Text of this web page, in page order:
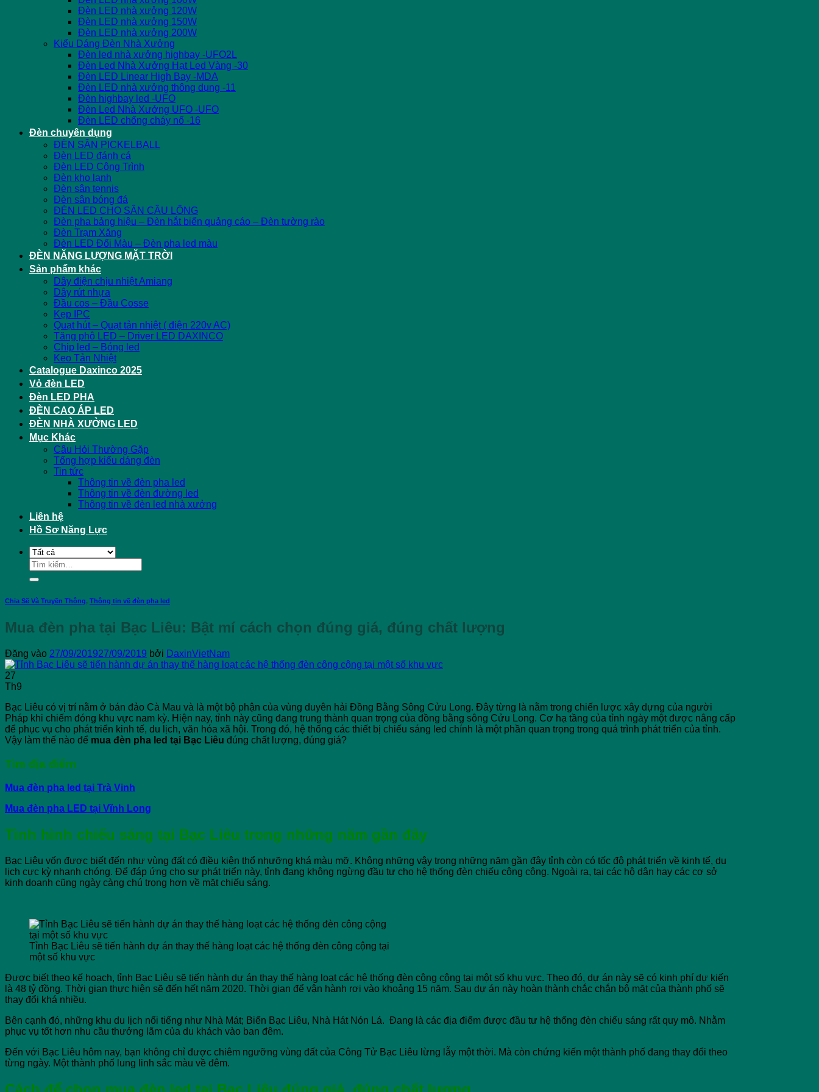
Đèn LED nhà xưởng 120W
Đèn LED nhà xưởng 150W
Đèn LED nhà xưởng 200W
Kiểu Dáng Đèn Nhà Xưởng
Đèn led nhà xưởng highbay -UFO2L
Đèn Led Nhà Xưởng Hạt Led Vàng -30
Đèn LED Linear High Bay -MDA
Đèn LED nhà xưởng thông dụng -11
Đèn highbay led -UFO
Đèn Led Nhà Xưởng UFO -UFO
Đèn LED chống cháy nổ -16
Đèn chuyên dụng
ĐÈN SÂN PICKELBALL
Đèn LED đánh cá
Đèn LED Công Trình
Đèn kho lạnh
Đèn sân tennis
Đèn sân bóng đá
ĐÈN LED CHO SÂN CẦU LÔNG
Đèn pha bảng hiệu – Đèn hắt biển quảng cáo – Đèn tường rào
Đèn Trạm Xăng
Đèn LED Đổi Màu – Đèn pha led màu
ĐÈN NĂNG LƯỢNG MẶT TRỜI
Sản phẩm khác
Dây điện chịu nhiệt Amiang
Dây rút nhựa
Đầu cos – Đầu Cosse
Kẹp IPC
Quạt hút – Quạt tản nhiệt ( điện 220v AC)
Tăng phô LED – Driver LED DAXINCO
Chip led – Bóng led
Keo Tản Nhiệt
Catalogue Daxinco 2025
Vỏ đèn LED
Đèn LED PHA
ĐÈN CAO ÁP LED
ĐÈN NHÀ XƯỞNG LED
Mục Khác
Câu Hỏi Thường Gặp
Tổng hợp kiểu dáng đèn
Tin tức
Thông tin về đèn pha led
Thông tin về đèn đường led
Thông tin về đèn led nhà xưởng
Liên hệ
Hồ Sơ Năng Lực
Tìm
kiếm:
Chia Sẽ Và Truyền Thông, Thông tin về đèn pha led
Mua đèn pha tại Bạc Liêu: Bật mí cách chọn đúng giá, đúng chất lượng
Đăng vào 27/09/201927/09/2019 bởi DaxinVietNam
27
Th9
Bạc Liêu có vị trí nằm ở bán đảo Cà Mau và là một bộ phận của vùng duyên hải Đồng Bằng Sông Cửu Long. Đây từng là nằm trong chiến lược xây dựng của người
Pháp khi chiếm đóng khu vực nam kỳ. Hiện nay, tỉnh này cũng đang trung thành quan trọng của đồng bằng sông Cửu Long. Cơ hạ tầng của tỉnh ngày một được nâng cấp
để phục vụ cho phát triển kinh tế, du lịch, văn hóa xã hội. Trong đó, hệ thống các thiết bị chiếu sáng led chính là một phần quan trọng trong quá trình phát triển của tỉnh.
Vậy làm thế nào để mua đèn pha led tại Bạc Liêu đúng chất lượng, đúng giá?
Tìm địa điểm
Mua đèn pha led tại Trà Vinh
Mua đèn pha LED tại Vĩnh Long
Tình hình chiếu sáng tại Bạc Liêu trong những năm gần đây
Bạc Liêu vốn được biết đến như vùng đất có điều kiện thổ nhưỡng khá màu mỡ. Không những vậy trong những năm gần đây tỉnh còn có tốc độ phát triển về kinh tế, du
lịch cực kỳ nhanh chóng. Để đáp ứng cho sự phát triển này, tỉnh đang không ngừng đầu tư cho hệ thống đèn chiếu công công. Ngoài ra, tại các hộ dân hay các cơ sở
kinh doanh cũng ngày càng chú trọng hơn về mặt chiếu sáng.
Tỉnh Bạc Liêu sẽ tiến hành dự án thay thế hàng loạt các hệ thống đèn công cộng tại
một số khu vực
Được biết theo kế hoạch, tỉnh Bạc Liêu sẽ tiến hành dự án thay thế hàng loạt các hệ thống đèn công cộng tại một số khu vực. Theo đó, dự án này sẽ có kinh phí dự kiến
là 48 tỷ đồng. Thời gian thực hiện sẽ đến hết năm 2020. Thời gian để vận hành rơi vào khoảng 15 năm. Sau dự án này hoàn thành chắc chắn bộ mặt của thành phố sẽ
thay đổi khá nhiều.
Bên cạnh đó, những khu du lịch nổi tiếng như Nhà Mát; Biển Bạc Liêu, Nhà Hát Nón Lá. Đang là các địa điểm được đầu tư hệ thống đèn chiếu sáng rất quy mô. Nhằm
phục vụ tốt hơn nhu cầu thưởng lãm của du khách vào ban đêm.
Đến với Bạc Liêu hôm nay, bạn không chỉ được chiêm ngưỡng vùng đất của Công Tử Bạc Liêu lừng lẫy một thời. Mà còn chứng kiến một thành phố đang thay đổi theo
từng ngày. Một thành phố lung linh sắc màu về đêm.